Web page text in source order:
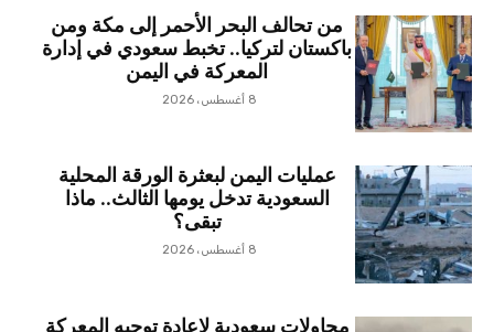
من تحالف البحر الأحمر إلى مكة ومن
باكستان لتركيا.. تخبط سعودي في إدارة
المعركة في اليمن
8 أغسطس، 2026
عمليات اليمن لبعثرة الورقة المحلية
السعودية تدخل يومها الثالث.. ماذا
تبقى؟
8 أغسطس، 2026
محاولات سعودية لإعادة توجيه المعركة